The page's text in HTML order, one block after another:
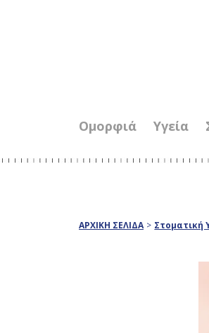
Ομορφιά Υγεία
ΑΡΧΙΚΗ ΣΕΛΙΔΑ > Στοματική